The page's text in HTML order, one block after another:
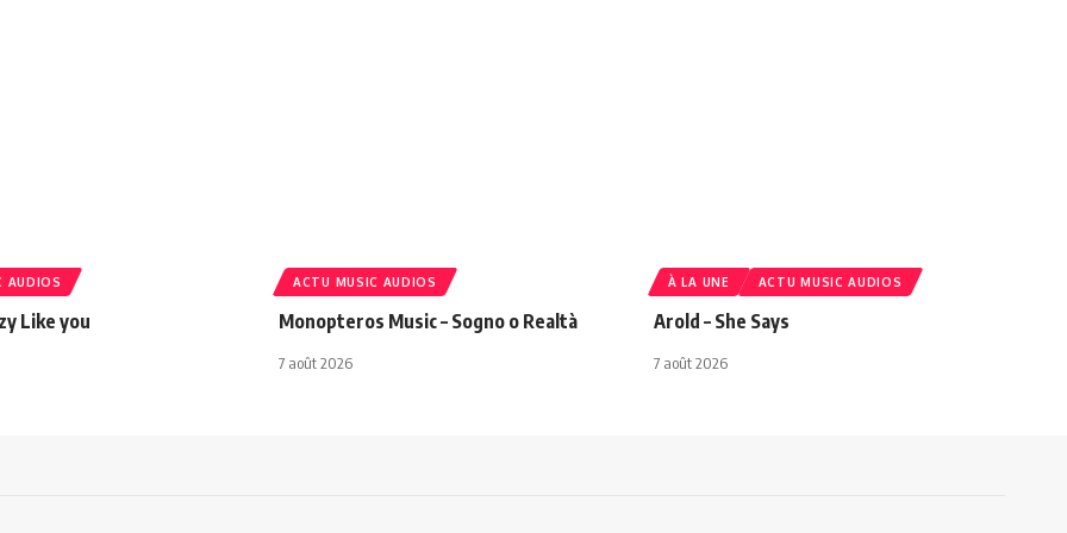
AUDIOS
Like you
ACTU MUSIC AUDIOS
Monopteros Music – Sogno o Realtà
7 août 2026
À LA UNE ACTU MUSIC AUDIOS
Arold – She Says
7 août 2026